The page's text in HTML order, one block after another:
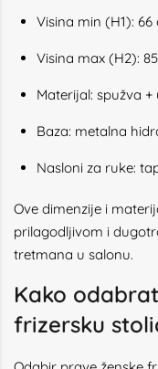
Visina min (H1): 66
Visina max (H2):
Materijal: spužva
Baza: metalna
Nasloni za ruke:
Ove dimenzije i
prilagodljivom i
tretmana u salonu.
Kako
frizersku